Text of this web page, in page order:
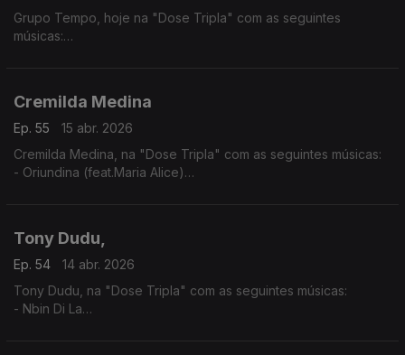
Grupo Tempo, hoje na "Dose Tripla" com as seguintes
músicas:
Cremilda Medina
Ep. 55
15 abr. 2026
Cremilda Medina, na "Dose Tripla" com as seguintes músicas:
- Oriundina (feat.Maria Alice)
Tony Dudu,
Ep. 54
14 abr. 2026
Tony Dudu, na "Dose Tripla" com as seguintes músicas:
- Nbin Di La